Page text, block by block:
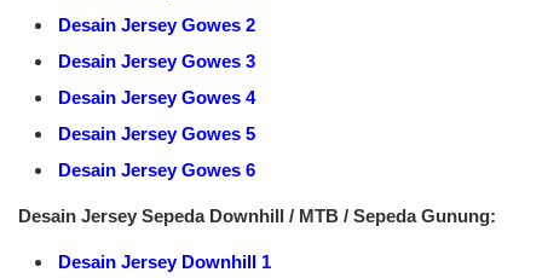
Desain Jersey Gowes 2
Desain Jersey Gowes 3
Desain Jersey Gowes 4
Desain Jersey Gowes 5
Desain Jersey Gowes 6
Desain Jersey Sepeda Downhill / MTB / Sepeda Gunung:
Desain Jersey Downhill 1